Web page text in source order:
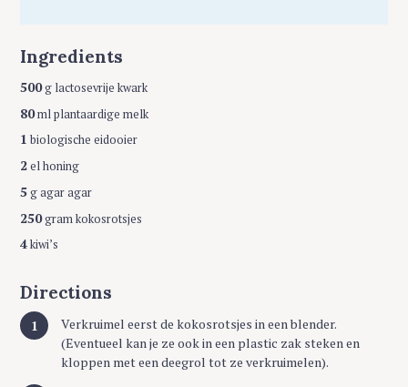
Ingredients
500g lactosevrije kwark
80ml plantaardige melk
1 biologische eidooier
2el honing
5g agar agar
250gram kokosrotsjes
4kiwi’s
Directions
Verkruimel eerst de kokosrotsjes in een blender.
(Eventueel kan je ze ook in een plastic zak steken en
kloppen met een deegrol tot ze verkruimelen).